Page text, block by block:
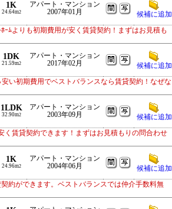
1K
24.64m2
アパート・マンション
2007年01月
候補に追加
ﾑよりも初期費用が安く賃貸契約！まずはお見積も
1DK
21.59m2
アパート・マンション
2017年02月
候補に追加
い初期費用でベストバランスなら賃貸契約！なぜな
1LDK
32.90m2
アパート・マンション
2003年09月
候補に追加
賃貸契約できます！まずはお見積もりの問合わせ
1K
24.96m2
アパート・マンション
2004年06月
候補に追加
約ができます。ベストバランスでは仲介手数料無